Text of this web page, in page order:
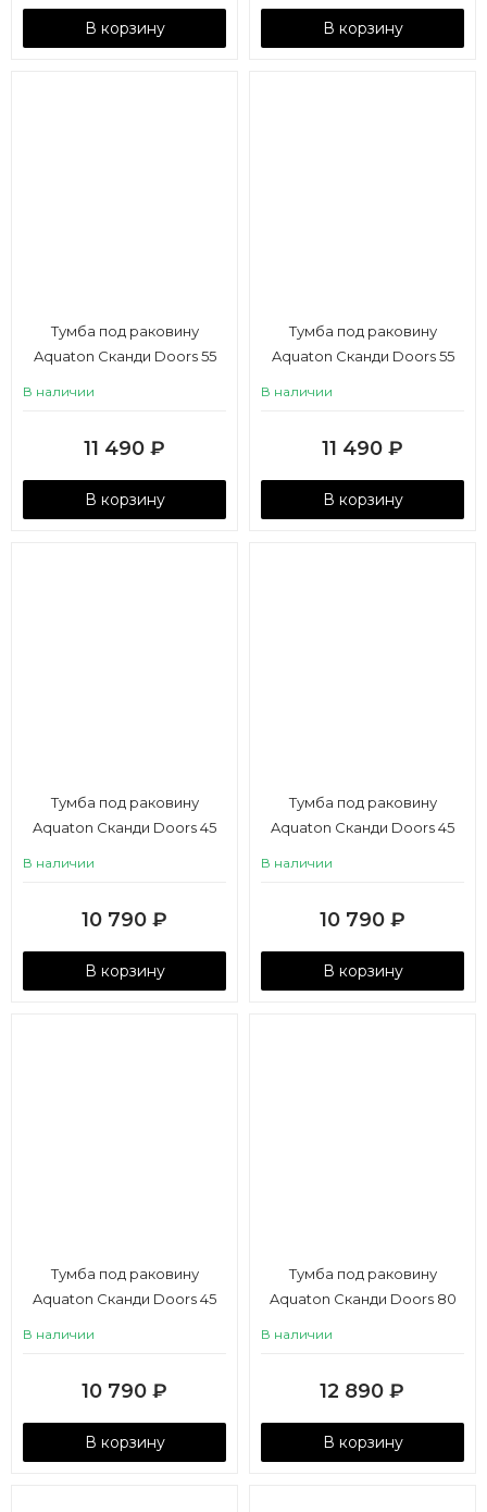
В корзину В корзину
Тумба под раковину
Aquaton Сканди Doors 55
В наличии
11 490 ₽
В корзину
Тумба под раковину
Aquaton Сканди Doors 55
В наличии
11 490 ₽
В корзину
Тумба под раковину
Aquaton Сканди Doors 45
В наличии
10 790 ₽
В корзину
Тумба под раковину
Aquaton Сканди Doors 45
В наличии
10 790 ₽
В корзину
Тумба под раковину
Aquaton Сканди Doors 45
В наличии
10 790 ₽
В корзину
Тумба под раковину
Aquaton Сканди Doors 80
В наличии
12 890 ₽
В корзину